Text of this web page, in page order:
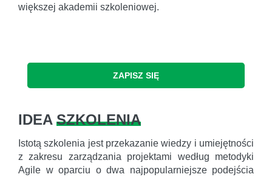
większej akademii szkoleniowej.
ZAPISZ SIĘ
IDEA SZKOLENIA
Istotą szkolenia jest przekazanie wiedzy i umiejętności
z zakresu zarządzania projektami według metodyki
Agile w oparciu o dwa najpopularniejsze podejścia